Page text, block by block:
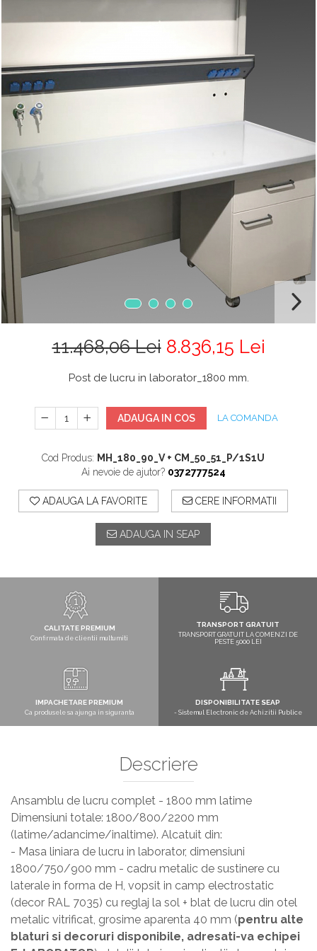
Uscatoare de sticlarie
Ventilatie / Exhaustare
Dulapuri De Laborator/Corpuri
De Stocare
Mobilier Pentru Autolaborator
11.468,06 Lei 8.836,15 Lei
Post de lucru in laborator_1800 mm.
ADAUGA IN COS LA COMANDA
Cod Produs: MH_180_90_V + CM_50_51_P/1S1U
Ai nevoie de ajutor? 0372777524
ADAUGA LA FAVORITE CERE INFORMATII
ADAUGA IN SEAP
CALITATE PREMIUM
Confirmata de clientii multumiti
TRANSPORT GRATUIT
TRANSPORT GRATUIT LA COMENZI DE
PESTE 5000 LEI
IMPACHETARE PREMIUM
Ca produsele sa ajunga in siguranta
DISPONIBILITATE SEAP
- Sistemul Electronic de Achizitii Publice
Descriere
Ansamblu de lucru complet - 1800 mm latime
Dimensiuni totale: 1800/800/2200 mm
(latime/adancime/inaltime). Alcatuit din:
- Masa liniara de lucru in laborator, dimensiuni
1800/750/900 mm - cadru metalic de sustinere cu
laterale in forma de H, vopsit in camp electrostatic
(decor RAL 7035) cu reglaj la sol + blat de lucru din otel
metalic vitrificat, grosime aparenta 40 mm (pentru alte
blaturi si decoruri disponibile, adresati-va echipei